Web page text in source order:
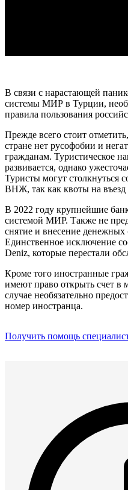
В связи с нарастающей
системы МИР в Турции,
правила пользования
Прежде всего стоит
стране нет русофобии и
гражданам. Туристическое
развивается, однако
Туристы могут столкнуться
ВНЖ, так как квоты на
В 2022 году крупнейшие
системой МИР. Также не
снятие и внесение денежных
Единственное исключение
Deniz, которые перестали
Кроме того иностранные
имеют право открыть счет в
случае необязательно
номер иностранца.
Получить помощь